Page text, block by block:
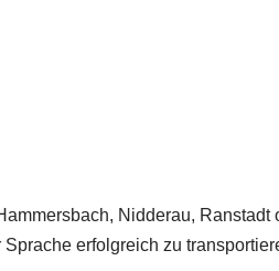
Nidderau, Ranstadt
erfolgreich zu